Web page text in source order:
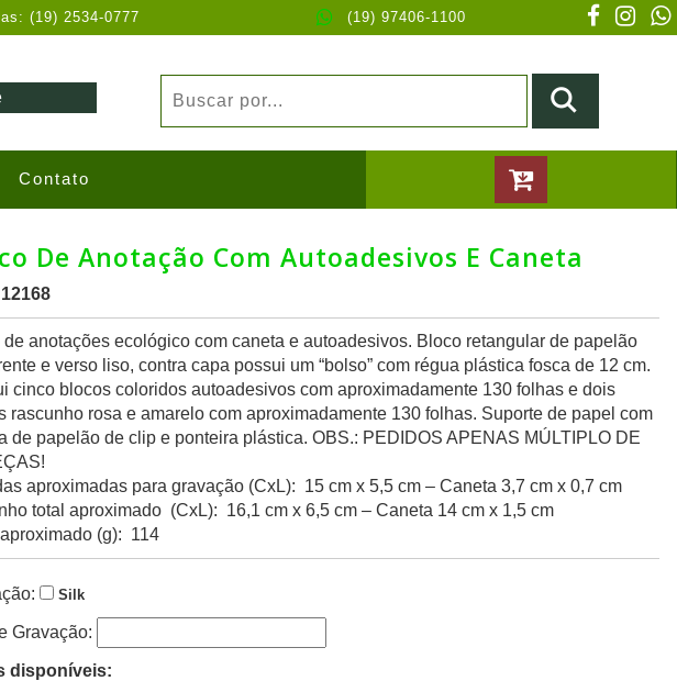
(19) 2534-0777 (19) 97406-1100
Contato
De Anotação Com Autoadesivos E Caneta
12168
de anotações ecológico com caneta e autoadesivos. Bloco retangular de papelão
e verso liso, contra capa possui um “bolso” com régua plástica fosca de 12 cm.
cinco blocos coloridos autoadesivos com aproximadamente 130 folhas e dois
rascunho rosa e amarelo com aproximadamente 130 folhas. Suporte de papel com
de papelão de clip e ponteira plástica. OBS.: PEDIDOS APENAS MÚLTIPLO DE
aproximadas para gravação (CxL): 15 cm x 5,5 cm – Caneta 3,7 cm x 0,7 cm
total aproximado (CxL): 16,1 cm x 6,5 cm – Caneta 14 cm x 1,5 cm
(g): 114
Silk
Gravação:
disponíveis: